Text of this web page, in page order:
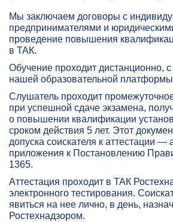
Мы заключаем договоры с
предпринимателями и
проведение повышения
в ТАК.
Обучение проходит дистанционно,
нашей образовательной
Слушатель проходит
при успешной сдаче экзамена,
о повышении квалификации
сроком действия 5 лет. Этот
допуска соискателя к аттестации —
приложения к Постановлению
1365.
Аттестация проходит в ТАК
электронного тестирования.
явиться на нее лично, в день,
Ростехнадзором.